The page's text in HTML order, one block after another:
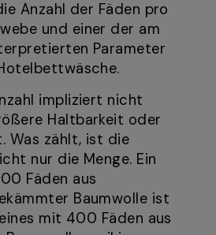
Anzahl der Fäden pro
und einer der am
Parameter
impliziert nicht
Haltbarkeit oder
Was zählt, ist die
nur die Menge. Ein
Fäden aus
Baumwolle ist
mit 400 Fäden aus